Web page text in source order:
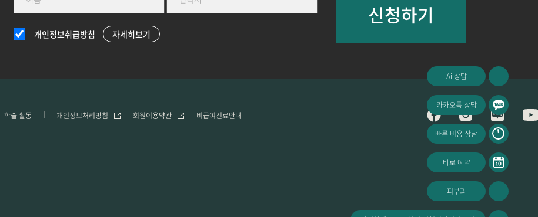
Ai 상담
카카오톡 상담
빠른 비용 상담
바로 예약
피부과
개인정보취급방침 자세히보기
신청하기
학술 활동 개인정보처리방침 회원이용약관 비급여진료안내